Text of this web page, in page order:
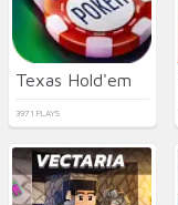
Texas Hold'em
3971 PLAYS